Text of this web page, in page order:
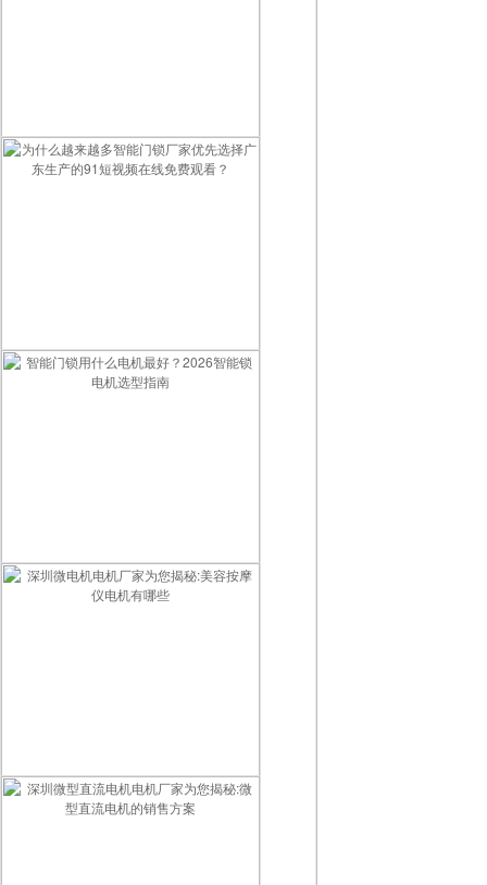
优质的91短视频在线免费观看厂家有哪些？
为什么越来越多智能门锁厂家优先选择广东生产的91短视频在线免费观看？
智能门锁用什么电机最好？2026智能锁电机选型指南
深圳微电机电机厂家为您揭秘:美容按摩仪电机有哪些